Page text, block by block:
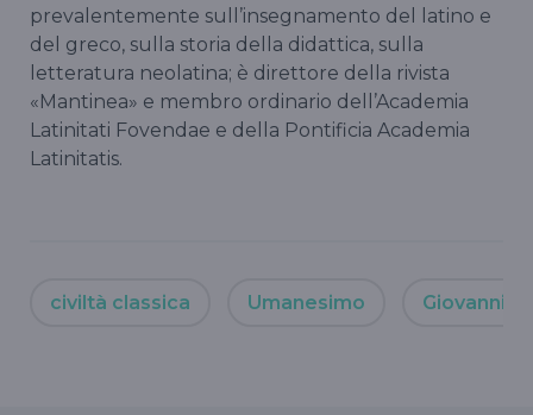
prevalentemente sull’insegnamento del latino e
del greco, sulla storia della didattica, sulla
letteratura neolatina; è direttore della rivista
«Mantinea» e membro ordinario dell’Academia
Latinitati Fovendae e della Pontificia Academia
Latinitatis.
civiltà classica Umanesimo Giovanni